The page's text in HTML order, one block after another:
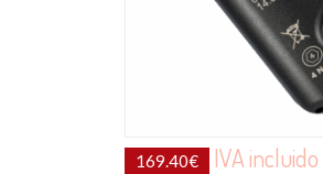
169.40€ IVA incluido